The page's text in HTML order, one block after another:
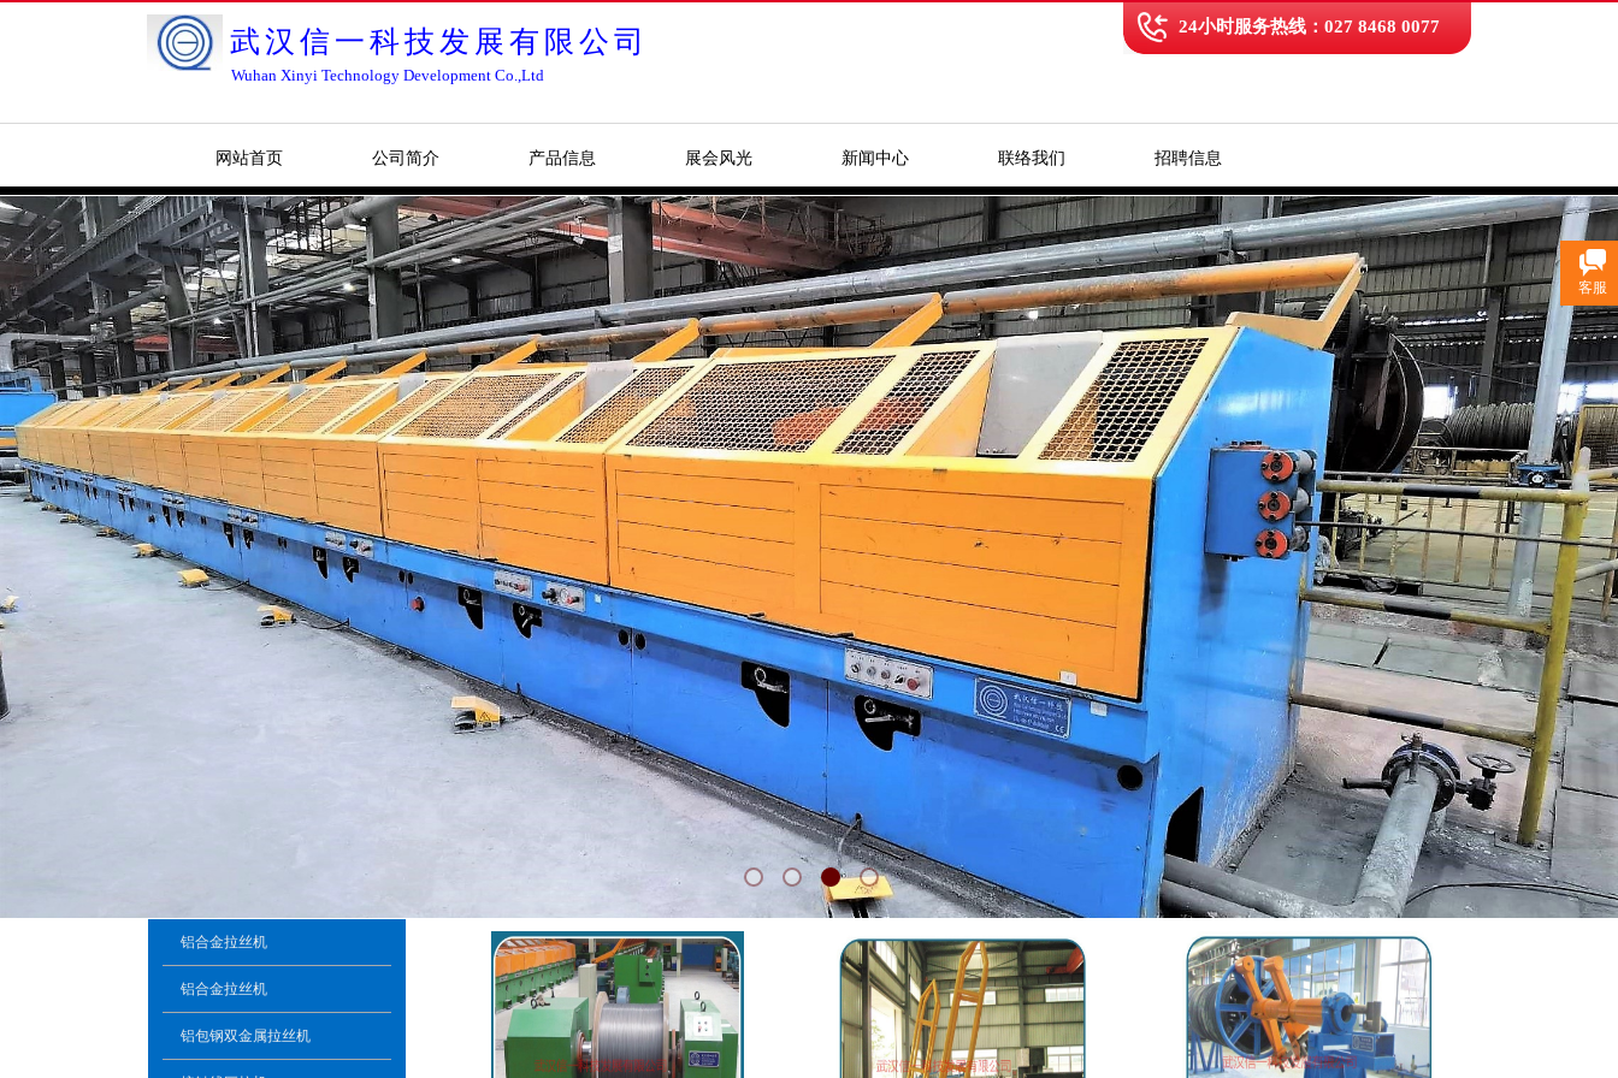
24小时服务热线：027 8468 0077
武汉信一科技发展有限公司
Wuhan Xinyi Technology Development Co.,Ltd
网站首页 公司简介 产品信息 展会风光 新闻中心 联络我们 招聘信息
铝合金拉丝机
铝合金拉丝机
铝包钢双金属拉丝机
客服